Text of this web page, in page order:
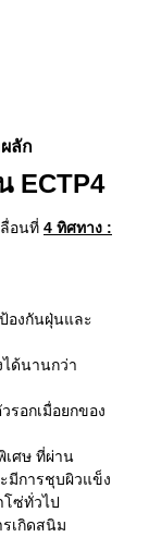
ลัก
ECTP4
อนที่ 4 ทิศทาง :
องกันฝุ่นและ
ด้นานกว่า
อกเมื่อยกของ
เศษ ที่ผ่าน
มีการชุบผิวแข็ง
โซ่ทั่วไป
เกิดสนิม